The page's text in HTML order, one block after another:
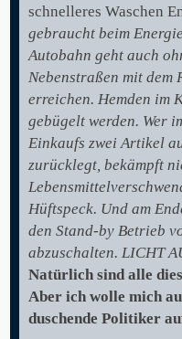
schnelleres Waschen
gebraucht beim
Autobahn geht auch
Nebenstraßen mit dem
erreichen. Hemden im
gebügelt werden. Wer
Einkaufs zwei Artikel
zurücklegt, bekämpft
Hüftspeck. Und am
den Stand-by Betrieb
abzuschalten. LICHT
Natürlich sind alle
Aber ich wolle mich
duschende Politiker